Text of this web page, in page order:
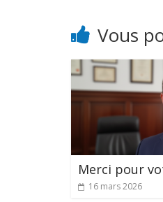
Vous
Merci pour
16 mars 2026